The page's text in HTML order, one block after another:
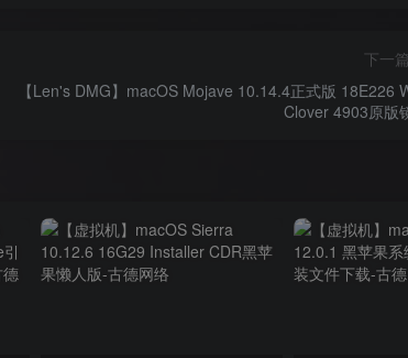
下一
【Len's DMG】macOS Mojave 10.14.4正式版 18E226
Clover 4903原版